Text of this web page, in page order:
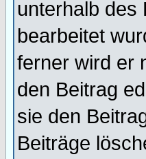
unterhalb des
bearbeitet
ferner wird er
den Beitrag
sie den
Beiträge